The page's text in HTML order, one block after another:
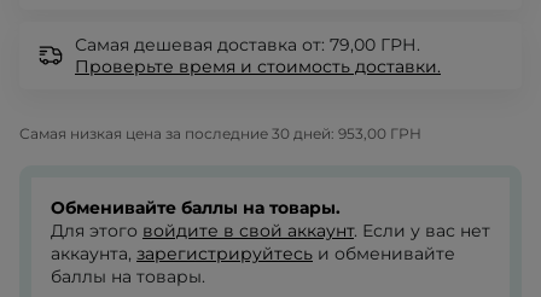
Самая дешевая доставка от: 79,00 ГРН.
Проверьте время и стоимость доставки.
Самая низкая цена за последние 30 дней: 953,00 ГРН
Обменивайте баллы на товары.
Для этого войдите в свой аккаунт. Если у вас нет
аккаунта, зарегистрируйтесь и обменивайте
баллы на товары.